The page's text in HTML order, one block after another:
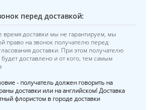
перед доставкой:
время доставки мы не гарантируем, мы
право на звонок получателю перед
доставки. При этом получателю
доставлено и от кого, тем самым
- получатель должен говорить на
доставки или на английском! Доставка
флористом в городе доставки